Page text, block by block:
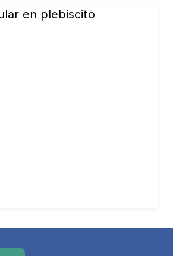
en plebiscito